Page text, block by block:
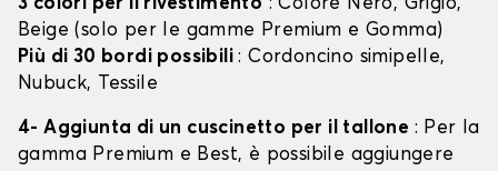
3 colori per il rivestimento : Colore Nero, Grigio,
Beige (solo per le gamme Premium e Gomma)
Più di 30 bordi possibili: Cordoncino simipelle,
Nubuck, Tessile
4- Aggiunta di un cuscinetto per il tallone : Per la
gamma Premium e Best, è possibile aggiungere